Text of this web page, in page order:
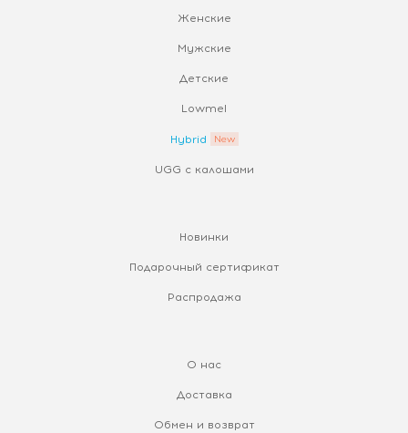
Женские
Мужские
Детские
Lowmel
Hybrid
UGG с калошами
Новинки
Подарочный сертификат
Распродажа
О нас
Доставка
Обмен и возврат